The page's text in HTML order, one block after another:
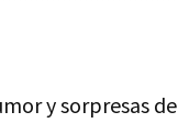
y sorpresas de